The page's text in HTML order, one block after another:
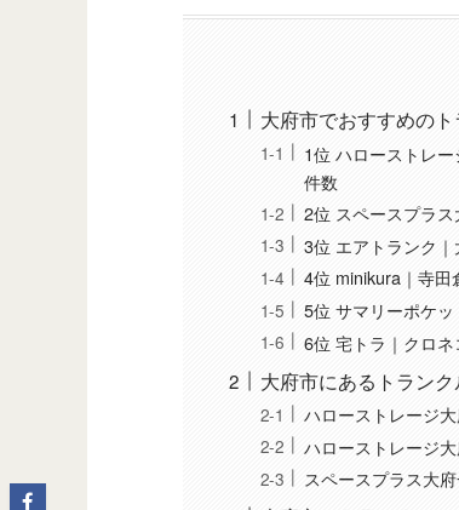
大府市でおすすめの
1位 ハローストレ
件数
2位 スペースプラ
3位 エアトランク
4位 minikura｜寺田
5位 サマリーポケ
6位 宅トラ｜クロ
大府市にあるトラン
ハローストレージ
ハローストレージ
スペースプラス大